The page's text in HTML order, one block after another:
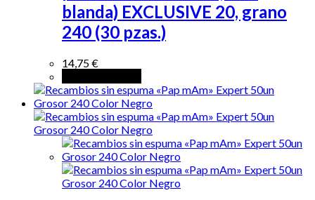
blanda) EXCLUSIVE 20, grano
240 (30 pzas.)
14,75€